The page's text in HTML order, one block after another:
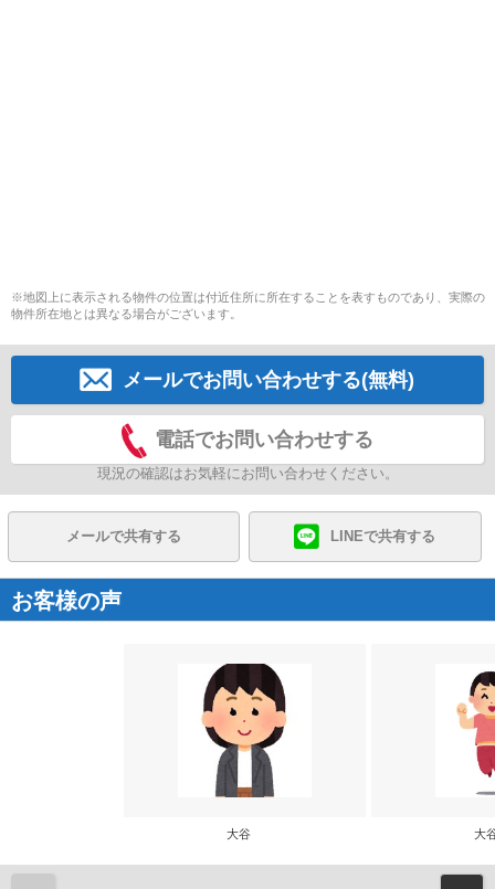
※地図上に表示される物件の位置は付近住所に所在することを表すものであり、実際の
物件所在地とは異なる場合がございます。
メールでお問い合わせする(無料)
電話でお問い合わせする
現況の確認はお気軽にお問い合わせください。
メールで共有する LINEで共有する
お客様の声
大谷 大